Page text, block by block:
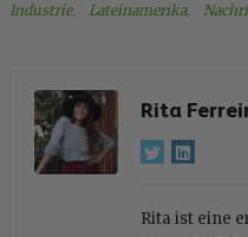
Industrie, Lateinamerika,
Rita
Rita ist eine